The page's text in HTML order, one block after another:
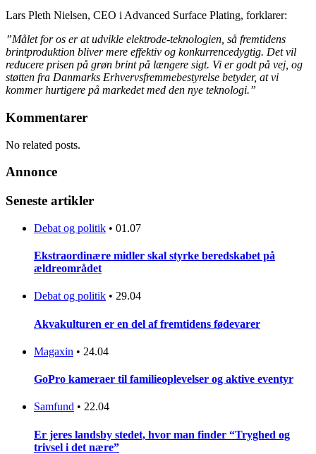
Lars Pleth Nielsen, CEO i Advanced Surface Plating, forklarer:
”Målet for os er at udvikle elektrode-teknologien, så fremtidens
brintproduktion bliver mere effektiv og konkurrencedygtig. Det vil
reducere prisen på grøn brint på længere sigt. Vi er godt på vej, og
støtten fra Danmarks Erhvervsfremmebestyrelse betyder, at vi
kommer hurtigere på markedet med den nye teknologi.”
Kommentarer
No related posts.
Annonce
Seneste artikler
Debat og politik • 01.07
Ekstraordinære midler skal styrke beredskabet på
ældreområdet
Debat og politik • 29.04
Akvakulturen er en del af fremtidens fødevarer
Magaxin • 24.04
GoPro kameraer til familieoplevelser og aktive eventyr
Samfund • 22.04
Er jeres landsby stedet, hvor man finder “Tryghed og
trivsel i det nære”